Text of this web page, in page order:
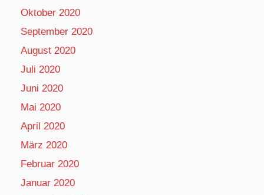
Oktober 2020
September 2020
August 2020
Juli 2020
Juni 2020
Mai 2020
April 2020
März 2020
Februar 2020
Januar 2020